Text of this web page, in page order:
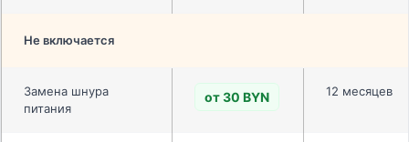
Не включается
Замена шнура
питания
от 30 BYN 12 месяцев